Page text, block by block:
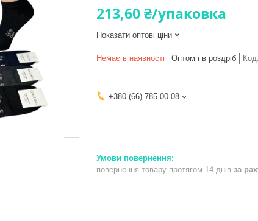
213,60 ₴/упаковка
Показати оптові ціни
Немає в наявності Оптом і в роздріб Код:
+380 (66) 785-00-08
повернення товару протягом 14 днів за